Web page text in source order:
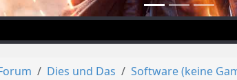
Dies und Das Software (keine